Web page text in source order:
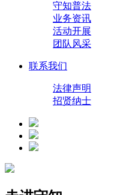
守知普法
业务资讯
活动开展
团队风采
联系我们
法律声明
招贤纳士